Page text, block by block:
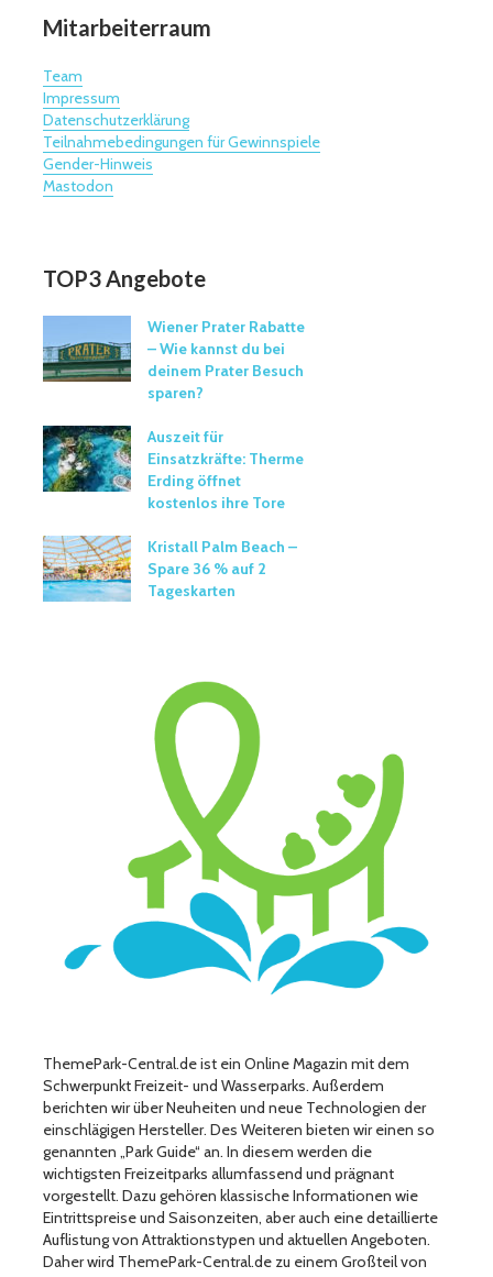
Mitarbeiterraum
Team
Impressum
Datenschutzerklärung
Teilnahmebedingungen für Gewinnspiele
Gender-Hinweis
Mastodon
TOP3 Angebote
Wiener Prater Rabatte
– Wie kannst du bei
deinem Prater Besuch
sparen?
Auszeit für
Einsatzkräfte: Therme
Erding öffnet
kostenlos ihre Tore
Kristall Palm Beach –
Spare 36 % auf 2
Tageskarten
ThemePark-Central.de ist ein Online Magazin mit dem
Schwerpunkt Freizeit- und Wasserparks. Außerdem
berichten wir über Neuheiten und neue Technologien der
einschlägigen Hersteller. Des Weiteren bieten wir einen so
genannten „Park Guide“ an. In diesem werden die
wichtigsten Freizeitparks allumfassend und prägnant
vorgestellt. Dazu gehören klassische Informationen wie
Eintrittspreise und Saisonzeiten, aber auch eine detaillierte
Auflistung von Attraktionstypen und aktuellen Angeboten.
Daher wird ThemePark-Central.de zu einem Großteil von